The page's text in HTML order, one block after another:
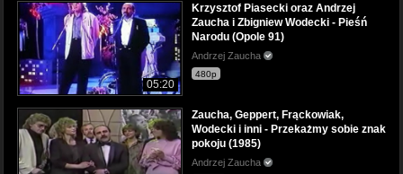
05:20
Krzysztof Piasecki oraz Andrzej
Zaucha i Zbigniew Wodecki - Pieśń
Narodu (Opole 91)
Andrzej Zaucha
480p
Zaucha, Geppert, Frąckowiak,
Wodecki i inni - Przekażmy sobie znak
pokoju (1985)
Andrzej Zaucha